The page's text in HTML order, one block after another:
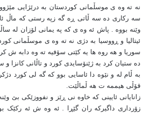
نه ته وه ی موسڵمانی کوردستان به درێژایی
سه رکاری ده سه ڵاتی ڕه گه زپه رستی که ماڵ
ئیتالیا و ڕووسیا به دژی نه ته وه ی موسڵمانی
سوریا و هه روه ها یه کێتی سۆفیه ته وه دابه ش
ده ستیان کرد به ژێنۆسایدی کورد و تاڵانی کانزا
به ڵام له و نێوه دا ئاسایی بوو که گه لی کورد
قۆڵی هیممه ت هه ڵماڵێت.
زانایانی ئایینی که خاوه نی ڕێز و نفووزێکی بێ
زۆرداری داگیرکه ران گێڕا . ئه وه ش ئه رکێک